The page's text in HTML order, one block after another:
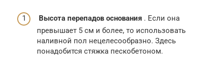
Высота перепадов основания . Если она
превышает 5 см и более, то использовать
наливной пол нецелесообразно. Здесь
понадобится стяжка пескобетоном.